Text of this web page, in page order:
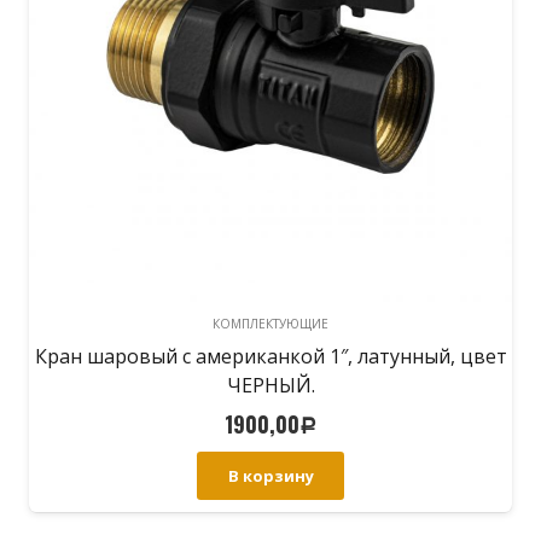
КОМПЛЕКТУЮЩИЕ
Кран шаровый с американкой 1″, латунный, цвет
ЧЕРНЫЙ.
1900,00Р
В корзину